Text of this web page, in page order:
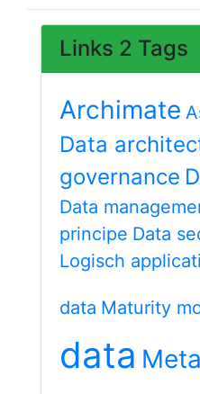
Links 2 Tags
Archimate
Data
governance
Data
principe Data
Logisch
data Maturity
data